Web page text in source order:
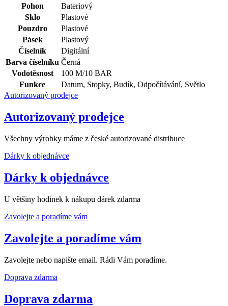
Pohon
Bateriový
Sklo
Plastové
Pouzdro
Plastové
Pásek
Plastový
Číselník
Digitální
Barva číselníku Černá
Vodotěsnost
100 M/10 BAR
Funkce
Datum, Stopky, Budík, Odpočítávání, Světlo
Autorizovaný prodejce
Autorizovaný prodejce
Všechny výrobky máme z české autorizované distribuce
Dárky k objednávce
Dárky k objednávce
U většiny hodinek k nákupu dárek zdarma
Zavolejte a poradíme vám
Zavolejte a poradíme vám
Zavolejte nebo napište email. Rádi Vám poradíme.
Doprava zdarma
Doprava zdarma